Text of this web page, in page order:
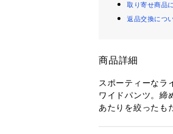
取り寄せ商品
返品交換につ
商品詳細
スポーティーなラ
ワイドパンツ。締
あたりを絞ったも